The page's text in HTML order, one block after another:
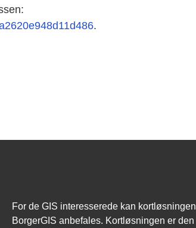
.
For de GIS interesserede kan kortløsningen
BorgerGIS anbefales. Kortløsningen er den